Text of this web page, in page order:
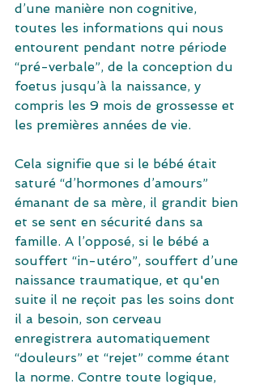
d’une manière non cognitive,
toutes les informations qui nous
entourent pendant notre période
“pré-verbale”, de la conception du
foetus jusqu’à la naissance, y
compris les 9 mois de grossesse et
les premières années de vie.
Cela signifie que si le bébé était
saturé “d’hormones d’amours”
émanant de sa mère, il grandit bien
et se sent en sécurité dans sa
famille. A l’opposé, si le bébé a
souffert “in-utéro”, souffert d’une
naissance traumatique, et qu'en
suite il ne reçoit pas les soins dont
il a besoin, son cerveau
enregistrera automatiquement
“douleurs” et “rejet” comme étant
la norme. Contre toute logique,